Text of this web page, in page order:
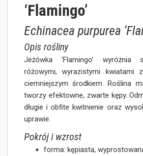
‘Flamingo’
Echinacea purpurea
Opis rośliny
Jeżówka ‘Flamingo’ wyróżnia
różowymi, wyrazistymi kwiatami
ciemniejszym środkiem. Roślina
tworzy efektowne, zwarte kępy.
długie i obfite kwitnienie oraz
uprawie.
Pokrój i wzrost
forma: kępiasta,